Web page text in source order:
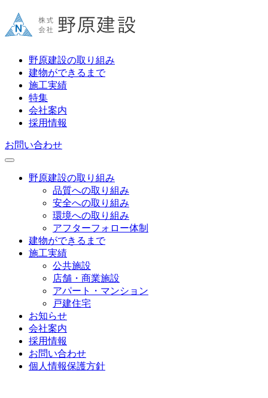
野原建設の取り組み
建物ができるまで
施工実績
特集
会社案内
採用情報
お問い合わせ
野原建設の取り組み
品質への取り組み
安全への取り組み
環境への取り組み
アフターフォロー体制
建物ができるまで
施工実績
公共施設
店舗・商業施設
アパート・マンション
戸建住宅
お知らせ
会社案内
採用情報
お問い合わせ
個人情報保護方針